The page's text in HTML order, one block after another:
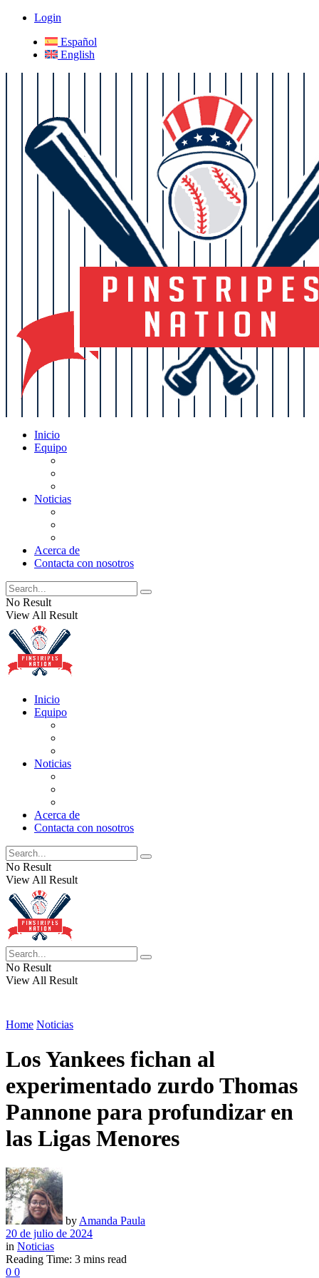
Login
Español
English
Inicio
Equipo
Noticias
Acerca de
Contacta con nosotros
No Result
View All Result
Inicio
Equipo
Noticias
Acerca de
Contacta con nosotros
No Result
View All Result
No Result
View All Result
Home Noticias
Los Yankees fichan al
experimentado zurdo Thomas
Pannone para profundizar en
las Ligas Menores
by Amanda Paula
20 de julio de 2024
in Noticias
Reading Time: 3 mins read
0 0